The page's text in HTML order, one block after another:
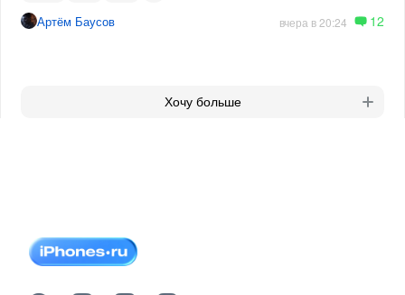
Артём Баусов вчера в 20:24 12
Хочу больше